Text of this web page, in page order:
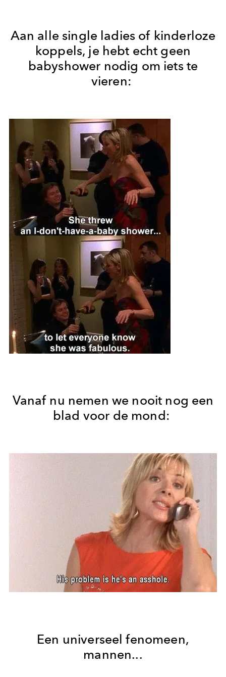
Aan alle single ladies of kinderloze
koppels, je hebt echt geen
babyshower nodig om iets te
vieren:
Vanaf nu nemen we nooit nog een
blad voor de mond:
Een universeel fenomeen,
mannen...